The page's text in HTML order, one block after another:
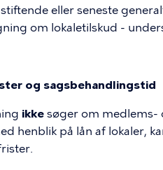
eller seneste
om lokaletilskud -
og sagsbehandlingstid
ikke søger om medlems-
henblik på lån af lokaler,